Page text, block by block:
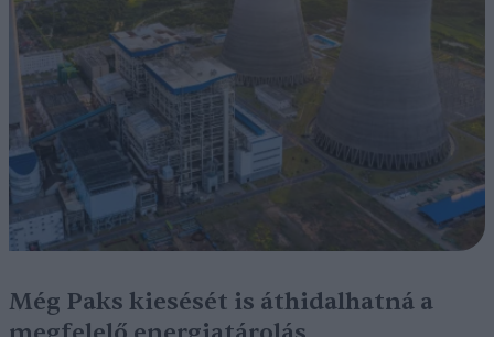
Még Paks kiesését is áthidalhatná a